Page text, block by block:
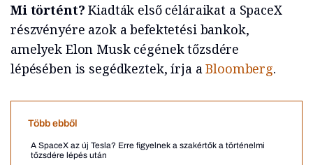
Mi történt? Kiadták első céláraikat a SpaceX
részvényére azok a befektetési bankok,
amelyek Elon Musk cégének tőzsdére
lépésében is segédkeztek, írja aBloomberg.
Több ebből
A SpaceX az új Tesla? Erre figyelnek a szakértők a történelmi
tőzsdére lépés után